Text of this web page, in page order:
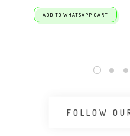
ADD TO WHATSAPP CART
FOLLOW